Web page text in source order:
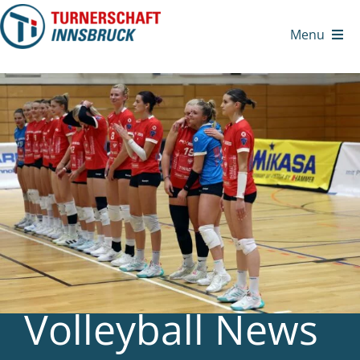
Zum
Inhalt
Menu
Volleyball News